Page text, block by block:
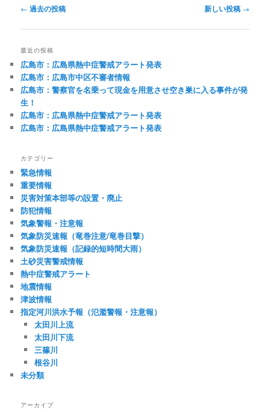
投
ナ
ビ
ゲ
ー
シ
ョ
ン
← 過去の投稿 新しい投稿 →
最近の投稿
広島市：広島県熱中症警戒アラート発表
広島市：広島市中区不審者情報
広島市：警察官を名乗って現金を用意させ空き巣に入る事件が発
生！
広島市：広島県熱中症警戒アラート発表
広島市：広島県熱中症警戒アラート発表
カテゴリー
緊急情報
重要情報
災害対策本部等の設置・廃止
防犯情報
気象警報・注意報
気象防災速報（竜巻注意/竜巻目撃）
気象防災速報（記録的短時間大雨）
土砂災害警戒情報
熱中症警戒アラート
地震情報
津波情報
指定河川洪水予報（氾濫警報・注意報）
太田川上流
太田川下流
三篠川
根谷川
未分類
アーカイブ